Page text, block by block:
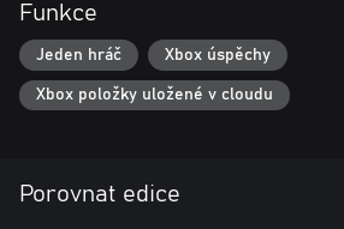
Funkce
Jeden hráč Xbox úspěchy
Xbox položky uložené v cloudu
Porovnat edice